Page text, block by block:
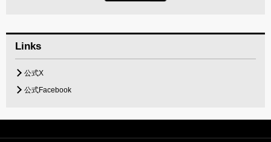
Links
公式X
公式Facebook